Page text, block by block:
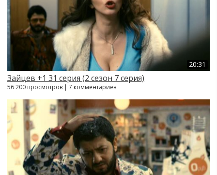
20:31
Зайцев +1 31 серия (2 сезон 7 серия)
56 200 просмотров | 7 комментариев